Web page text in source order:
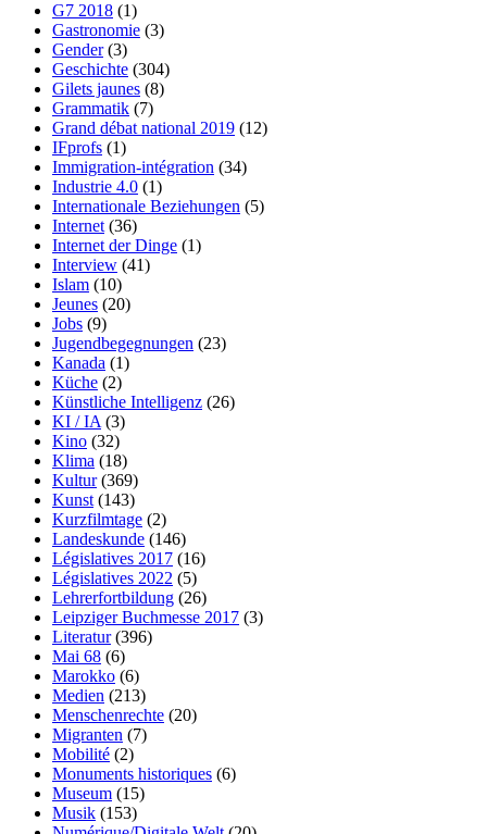
G7 2018 (1)
Gastronomie (3)
Gender(3)
Geschichte (304)
Gilets jaunes (8)
Grammatik (7)
Grand débat national 2019 (12)
IFprofs (1)
Immigration-intégration (34)
Industrie 4.0 (1)
Internationale Beziehungen (5)
Internet(36)
Internet der Dinge (1)
Interview (41)
Islam (10)
Jeunes (20)
Jobs (9)
Jugendbegegnungen (23)
Kanada (1)
Küche (2)
Künstliche Intelligenz (26)
KI / IA(3)
Kino (32)
Klima (18)
Kultur(369)
Kunst(143)
Kurzfilmtage (2)
Landeskunde (146)
Législatives 2017 (16)
Législatives 2022 (5)
Lehrerfortbildung (26)
Leipziger Buchmesse 2017 (3)
Literatur(396)
Mai 68 (6)
Marokko (6)
Medien (213)
Menschenrechte (20)
Migranten (7)
Mobilité (2)
Monuments historiques (6)
Museum (15)
Musik (153)